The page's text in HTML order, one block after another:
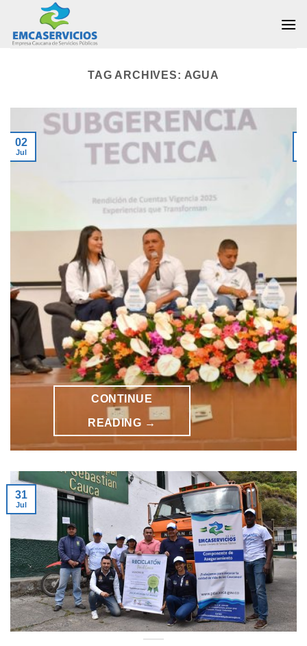
content
TAG ARCHIVES: AGUA
CONTINUE
READING →
02
Jul
31
Jul